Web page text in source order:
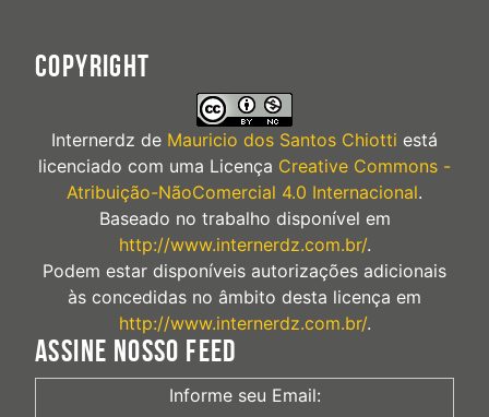
COPYRIGHT
Internerdz de Mauricio dos Santos Chiotti está
licenciado com uma Licença Creative Commons -
Atribuição-NãoComercial 4.0 Internacional.
Baseado no trabalho disponível em
http://www.internerdz.com.br/.
Podem estar disponíveis autorizações adicionais
às concedidas no âmbito desta licença em
http://www.internerdz.com.br/.
ASSINE NOSSO FEED
Informe seu Email: